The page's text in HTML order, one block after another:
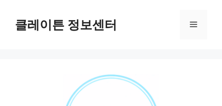
클레이튼 정보센터 메